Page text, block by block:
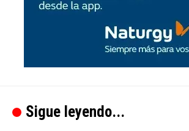
Sigue leyendo...